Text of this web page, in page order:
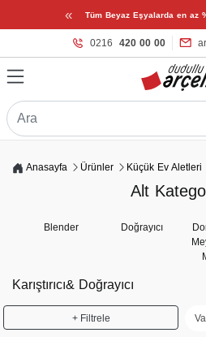
« Tüm Beyaz Eşyalarda en az
0216 420 00 00
Anasayfa Ürünler Küçük Ev Aletleri
Alt
Blender Doğrayıcı
Karıştırıcı& Doğrayıcı
+ Filtrele